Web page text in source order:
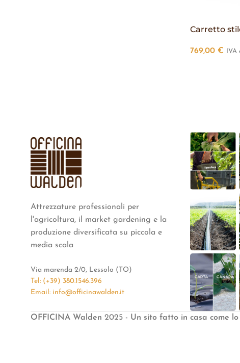
Carretto
769,00 € IVA
Attrezzature professionali per
l'agricoltura, il market gardening e la
produzione diversificata su piccola e
media scala
Via marenda 2/0, Lessolo (TO)
Tel: (+39) 380.1546.396
Email: info@officinawalden.it
OFFICINA Walden 2025 - Un sito fatto in casa come